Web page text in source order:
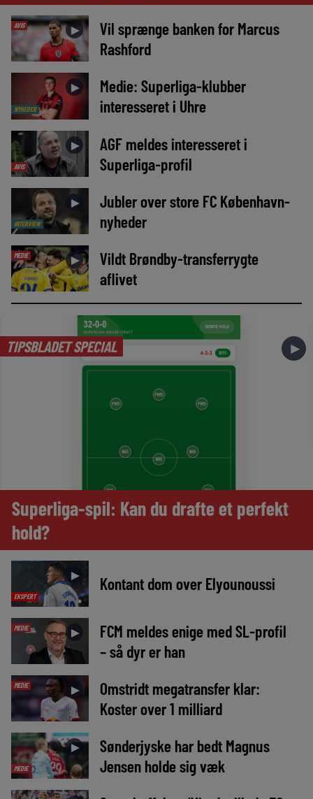
AVIS ►
Vil sprænge banken for Marcus
Rashford
NYHEDER
►
Medie: Superliga-klubber
interesseret i Uhre
AVIS
►
AGF meldes interesseret i
Superliga-profil
INTERVIEW
►
Jubler over store FC København-
nyheder
MEDIE ►
Vildt Brøndby-transferrygte
aflivet
TIPSBLADET SPECIAL ►
Superliga-spil: Kan du drafte et perfekt
hold?
EKSPERT
► Kontant dom over Elyounoussi
MEDIE ►
FCM meldes enige med SL-profil
– så dyr er han
MEDIE ►
Omstridt megatransfer klar:
Koster over 1 milliard
MEDIE
►
Sønderjyske har bedt Magnus
Jensen holde sig væk